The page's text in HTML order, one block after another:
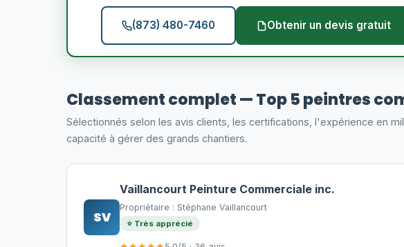
(873) 480-7460 Obtenir un devis gratuit
Classement complet — Top 5 peintres
Sélectionnés selon les avis clients, les certifications, l'expérience en
capacité à gérer des grands chantiers.
SV
Vaillancourt Peinture Commerciale inc.
Propriétaire : Stéphane Vaillancourt
⭐ Très apprécié